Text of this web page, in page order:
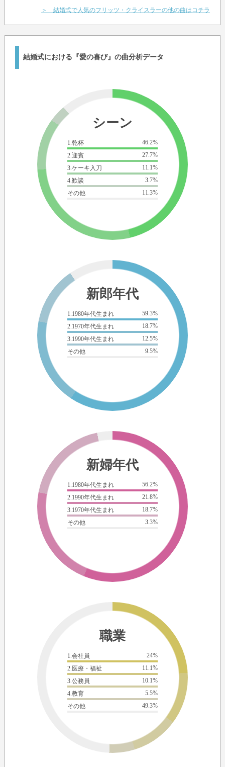
＞ 結婚式で人気のフリッツ・クライスラーの他の曲はコチラ
結婚式における『愛の喜び』の曲分析データ
シーン
1.乾杯
46.2%
2.迎賓
27.7%
3.ケーキ入刀
11.1%
4.歓談
3.7%
その他
11.3%
新郎年代
1.1980年代生まれ
59.3%
2.1970年代生まれ
18.7%
3.1990年代生まれ
12.5%
その他
9.5%
新婦年代
1.1980年代生まれ
56.2%
2.1990年代生まれ
21.8%
3.1970年代生まれ
18.7%
その他
3.3%
職業
1.会社員
24%
2.医療・福祉
11.1%
3.公務員
10.1%
4.教育
5.5%
その他
49.3%